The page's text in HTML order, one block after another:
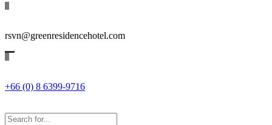
rsvn@greenresidencehotel.com
+66 (0) 8 6399-9716